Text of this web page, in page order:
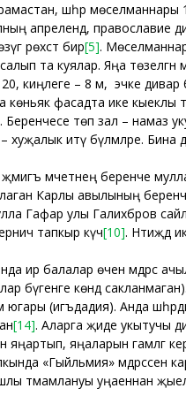
шәһәр мөселманнары
апрелендә, православие
рөхсәт бирә[5]. Мөселманнар
та куялар. Яңа
киңлеге – 8 м, ә эчке дивар
көньяк фасадта ике кыеклы
Беренчесе төп зал – намаз
итү бүлмәләре.
мәчетнең беренче
Карлы авылының
Гафар улы Галиәхбәров
тапкыр күчә[10]. Нәтиҗәдә
ир балалар өчен мәдрәсә
бүгенге көндә сакланмаган).
(игъдадия). Анда
[14]. Аларга җиде укытучы
яңартып, яңаларын гамәлгә
«Гыйльмия»
тәмамлануы уңаеннан